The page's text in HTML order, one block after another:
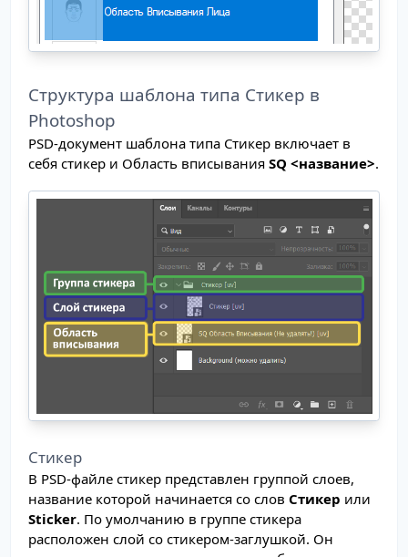
Структура шаблона типа Стикер в
Photoshop
PSD-документ шаблона типа Стикер включает в
себя стикер и Область вписывания SQ <название>.
Стикер
В PSD-файле стикер представлен группой слоев,
название которой начинается со слов Стикер или
Sticker. По умолчанию в группе стикера
расположен слой со cтикером-заглушкой. Он